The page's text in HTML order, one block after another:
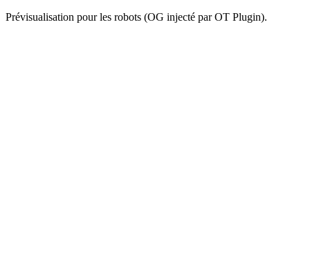
Prévisualisation pour les robots (OG injecté par OT Plugin).